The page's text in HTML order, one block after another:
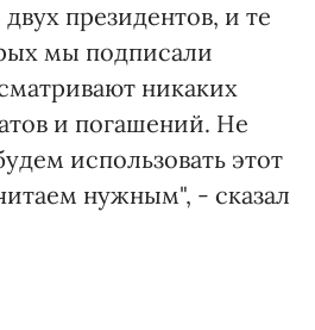
президентов, и те
мы подписали
никаких
и погашений. Не
использовать этот
нужным", - сказал